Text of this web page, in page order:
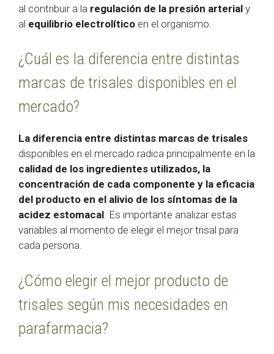
al contribuir a la regulación de la presión arterial y
al equilibrio electrolítico en el organismo.
¿Cuál es la diferencia entre distintas
marcas de trisales disponibles en el
mercado?
La diferencia entre distintas marcas de trisales
disponibles en el mercado radica principalmente en la
calidad de los ingredientes utilizados, la
concentración de cada componente y la eficacia
del producto en el alivio de los síntomas de la
acidez estomacal. Es importante analizar estas
variables al momento de elegir el mejor trisal para
cada persona.
¿Cómo elegir el mejor producto de
trisales según mis necesidades en
parafarmacia?